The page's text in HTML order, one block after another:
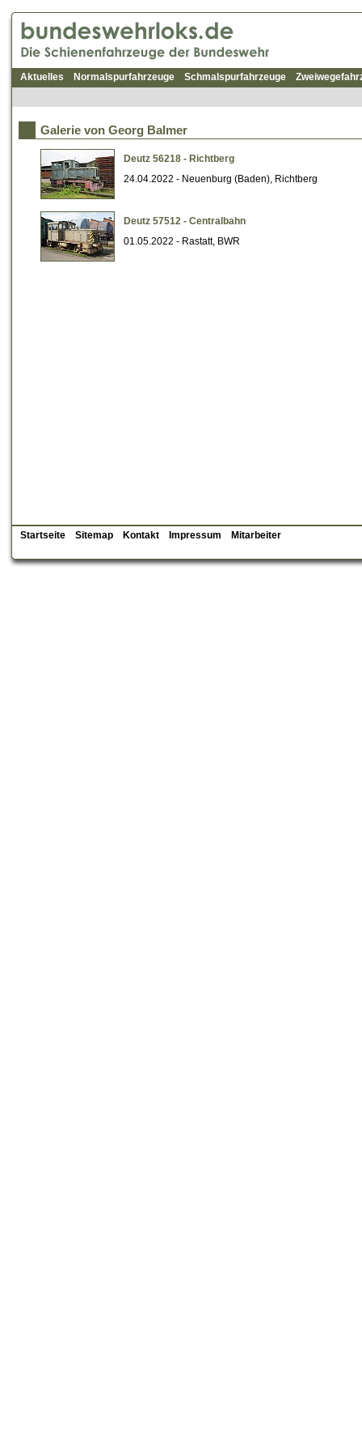
Aktuelles Normalspurfahrzeuge Schmalspurfahrzeuge
Galerie von Georg Balmer
Deutz 56218 - Richtberg
24.04.2022 - Neuenburg (Baden), Richtberg
Deutz 57512 - Centralbahn
01.05.2022 - Rastatt, BWR
Startseite Sitemap Kontakt Impressum Mitarbeiter